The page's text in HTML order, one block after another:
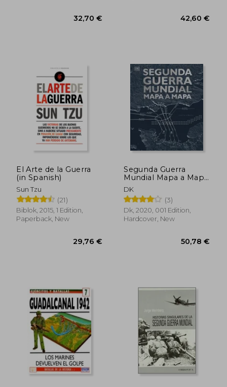
32,70 € 42,60
El Arte de la Guerra
(in Spanish)
Sun Tzu
(21)
Biblok, 2015, 1 Edition,
Paperback, New
29,76 €
Segunda Guerra
Mundial Mapa a Mapa
(in Spanish)
DK
(3)
Dk, 2020, 001 Edition,
Hardcover, New